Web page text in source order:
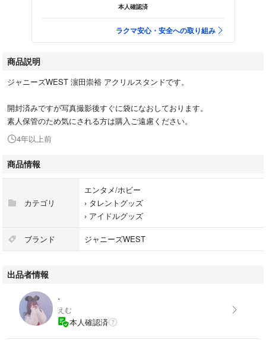
本人確認済
ラクマ安心・安全への取り組み
商品説明
ジャニーズWEST 濵田崇裕 アクリルスタンドです。
開封済みですが写真撮影後すぐに袋になおしております。
素人保管のため気にされる方は購入ご遠慮ください。
4年以上前
商品情報
カテゴリ
エンタメ/ホビー
› タレントグッズ
› アイドルグッズ
ブランド ジャニーズWEST
出品者情報
.
えむ
本人確認済